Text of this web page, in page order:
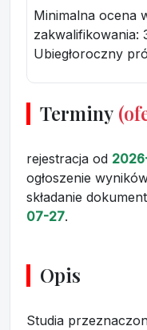
Minimalna ocena
zakwalifikowania:
Ubiegłoroczny
Terminy
rejestracja od
ogłoszenie
składanie
07-27.
Opis
Studia